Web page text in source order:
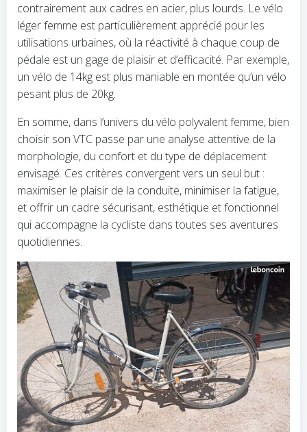
contrairement aux cadres en acier, plus lourds. Le vélo
léger femme est particulièrement apprécié pour les
utilisations urbaines, où la réactivité à chaque coup de
pédale est un gage de plaisir et d’efficacité. Par exemple,
un vélo de 14kg est plus maniable en montée qu’un vélo
pesant plus de 20kg.
En somme, dans l’univers du vélo polyvalent femme, bien
choisir son VTC passe par une analyse attentive de la
morphologie, du confort et du type de déplacement
envisagé. Ces critères convergent vers un seul but :
maximiser le plaisir de la conduite, minimiser la fatigue,
et offrir un cadre sécurisant, esthétique et fonctionnel
qui accompagne la cycliste dans toutes ses aventures
quotidiennes.